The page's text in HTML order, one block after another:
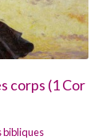
corps (1 Cor
bibliques